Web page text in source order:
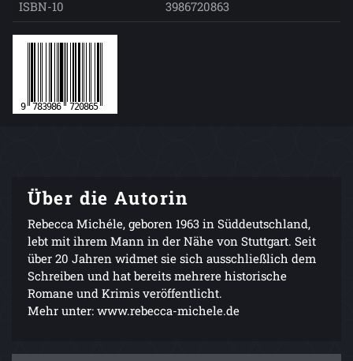
ISBN-10
3986720863
Über die Autorin
Rebecca Michéle, geboren 1963 in Süddeutschland,
lebt mit ihrem Mann in der Nähe von Stuttgart. Seit
über 20 Jahren widmet sie sich ausschließlich dem
Schreiben und hat bereits mehrere historische
Romane und Krimis veröffentlicht.
Mehr unter: www.rebecca-michele.de